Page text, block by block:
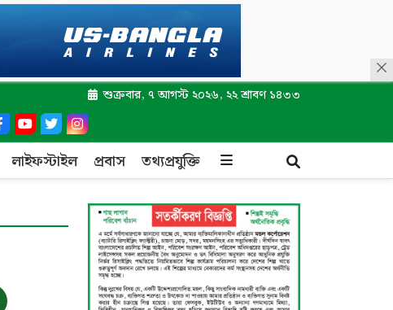
শুক্রবার, ৭ আগস্ট ২০২৬, ২২ শ্রাবণ ১৪৩৩
লাইফস্টাইল প্রবাস তথ্যপ্রযুক্তি